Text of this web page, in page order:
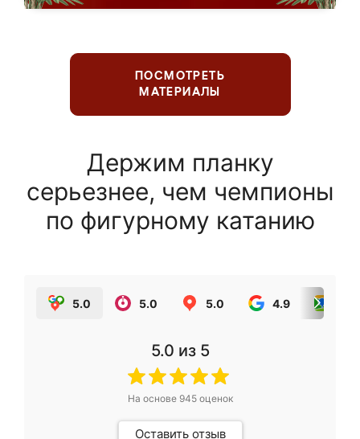
ПОСМОТРЕТЬ
МАТЕРИАЛЫ
Держим планку
серьезнее, чем чемпионы
по фигурному катанию
5.0 5.0 5.0 4.9
5.0 из 5
На основе 945оценок
Оставить отзыв